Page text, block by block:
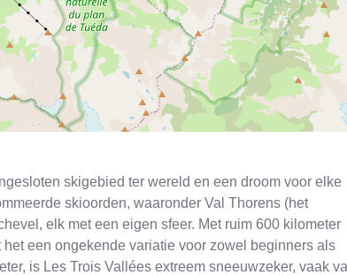
skigebied ter wereld en een droom voor elke
skioorden, waaronder Val Thorens (het
elk met een eigen sfeer. Met ruim 600 kilometer
een ongekende variatie voor zowel beginners als
is Les Trois Vallées extreem sneeuwzeker, vaak